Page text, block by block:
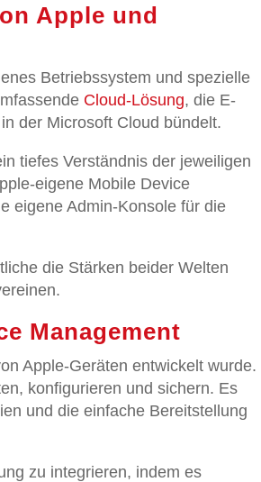
Apple und
Betriebssystem und spezielle
Cloud-Lösung, die E-
der Microsoft Cloud bündelt.
tiefes Verständnis der jeweiligen
eigene Mobile Device
eigene Admin-Konsole für die
die Stärken beider Welten
Management
Apple-Geräten entwickelt wurde.
konfigurieren und sichern. Es
und die einfache Bereitstellung
zu integrieren, indem es